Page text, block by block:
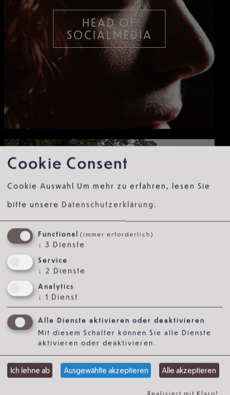
HEAD OF
SOCIALMEDIA
UNTERSTÜTZERIN
Cookie Consent
Cookie Auswahl Um mehr zu erfahren, lesen Sie
bitte unsere Datenschutzerklärung .
Functional (immer erforderlich)
↓ 3 Dienste
Service
↓ 2 Dienste
Analytics
↓ 1 Dienst
Alle Dienste aktivieren oder deaktivieren
Mit diesem Schalter können Sie alle Dienste
aktivieren oder deaktivieren.
Ich lehne ab Ausgewählte akzeptieren Alle akzeptieren
Realisiert mit Klaro!